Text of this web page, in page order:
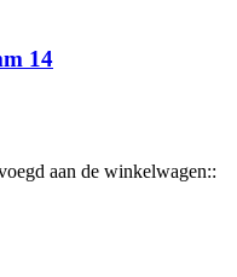
14
aan de winkelwagen::